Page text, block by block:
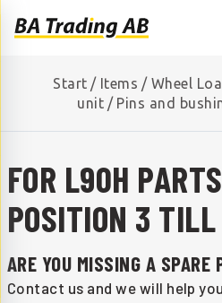
Start / Items / Wheel
unit / Pins and
FOR L90H PARTS
POSITION 3
ARE YOU MISSING A SPARE
Contact us and we will help